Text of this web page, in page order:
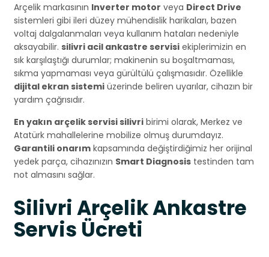
Arçelik markasının Inverter motor veya Direct Drive
sistemleri gibi ileri düzey mühendislik harikaları, bazen
voltaj dalgalanmaları veya kullanım hataları nedeniyle
aksayabilir. silivri acil ankastre servisi ekiplerimizin en
sık karşılaştığı durumlar; makinenin su boşaltmaması,
sıkma yapmaması veya gürültülü çalışmasıdır. Özellikle
dijital ekran sistemi üzerinde beliren uyarılar, cihazın bir
yardım çağrısıdır.
En yakın arçelik servisi silivri birimi olarak, Merkez ve
Atatürk mahallelerine mobilize olmuş durumdayız.
Garantili onarım kapsamında değiştirdiğimiz her orijinal
yedek parça, cihazınızın Smart Diagnosis testinden tam
not almasını sağlar.
Silivri Arçelik Ankastre
Servis Ücreti